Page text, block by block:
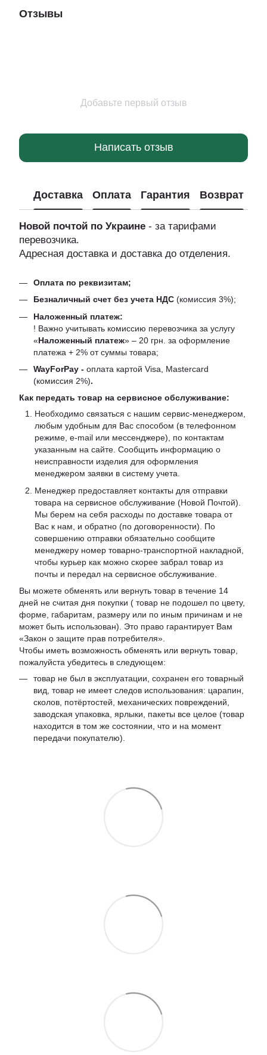
Отзывы
Добавьте первый отзыв
Написать отзыв
Доставка Оплата Гарантия Возврат
Новой почтой по Украине - за тарифами
перевозчика.
Адресная доставка и доставка до отделения.
Оплата по реквизитам;
Безналичный счет без учета НДС (комиссия 3%);
Наложенный платеж:
! Важно учитывать комиссию перевозчика за услугу
«Наложенный платеж» – 20 грн. за оформление
платежа + 2% от суммы товара;
WayForPay - оплата картой Visa, Mastercard
(комиссия 2%).
Как передать товар на сервисное обслуживание:
Необходимо связаться с нашим сервис-менеджером,
любым удобным для Вас способом (в телефонном
режиме, e-mail или мессенджере), по контактам
указанным на сайте. Сообщить информацию о
неисправности изделия для оформления
менеджером заявки в систему учета.
Менеджер предоставляет контакты для отправки
товара на сервисное обслуживание (Новой Почтой).
Мы берем на себя расходы по доставке товара от
Вас к нам, и обратно (по договоренности). По
совершению отправки обязательно сообщите
менеджеру номер товарно-транспортной накладной,
чтобы курьер как можно скорее забрал товар из
почты и передал на сервисное обслуживание.
Вы можете обменять или вернуть товар в течение 14
дней не считая дня покупки ( товар не подошел по цвету,
форме, габаритам, размеру или по иным причинам и не
может быть использован). Это право гарантирует Вам
«Закон о защите прав потребителя».
Чтобы иметь возможность обменять или вернуть товар,
пожалуйста убедитесь в следующем:
товар не был в эксплуатации, сохранен его товарный
вид, товар не имеет следов использования: царапин,
сколов, потёртостей, механических повреждений,
заводская упаковка, ярлыки, пакеты все целое (товар
находится в том же состоянии, что и на момент
передачи покупателю).